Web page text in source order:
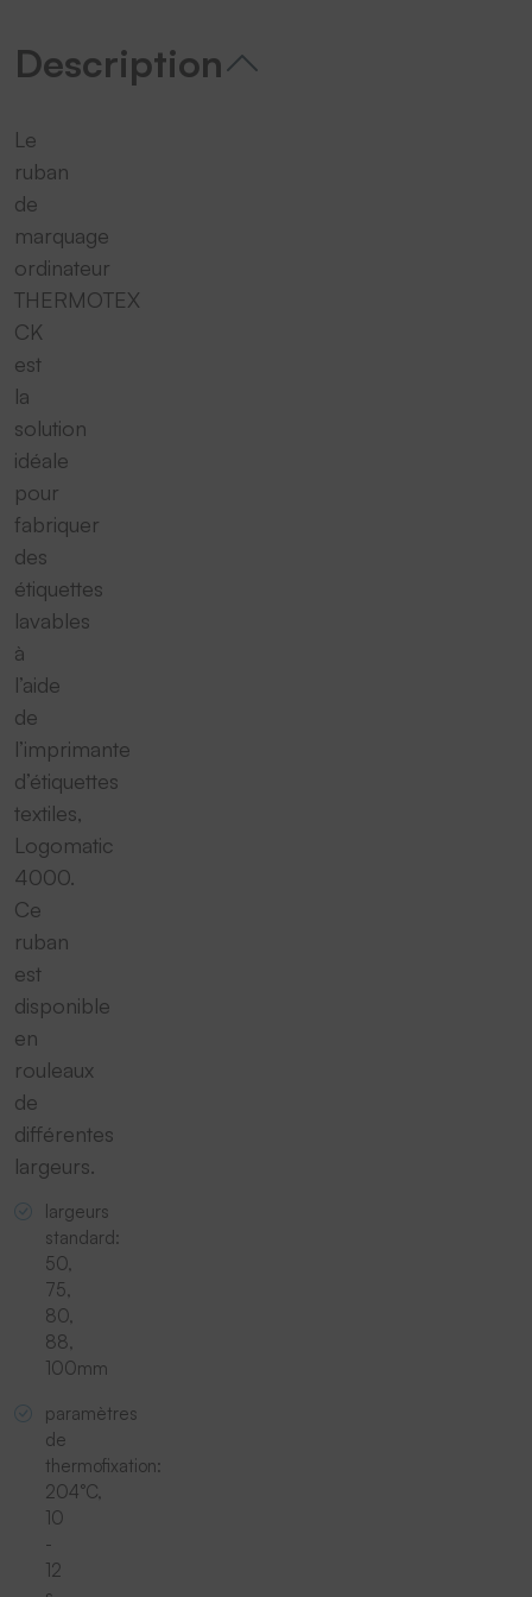
Description
Le
ruban
de
marquage
ordinateur
THERMOTEX
CK
est
la
solution
idéale
pour
fabriquer
des
étiquettes
lavables
à
l’aide
de
l’imprimante
d’étiquettes
textiles,
Logomatic
4000.
Ce
ruban
est
disponible
en
rouleaux
de
différentes
largeurs.
largeurs
standard:
50,
75,
80,
88,
100mm
paramètres
de
thermofixation:
204°C,
10
-
12